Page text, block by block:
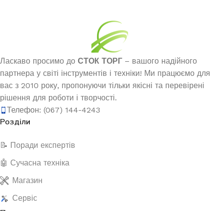
Ласкаво просимо до СТОК ТОРГ – вашого надійного
партнера у світі інструментів і техніки! Ми працюємо для
вас з 2010 року, пропонуючи тільки якісні та перевірені
рішення для роботи і творчості.
Телефон: (067) 144-4243
Розділи
📝 Поради експертів
🤖 Сучасна техніка
Магазин
Сервіс